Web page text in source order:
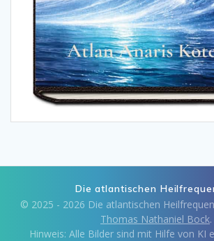
Die atlantischen
© 2025 - 2026 Die atlantischen
Thomas Nathaniel Bock.
Hinweis: Alle Bilder sind mit Hilfe von KI